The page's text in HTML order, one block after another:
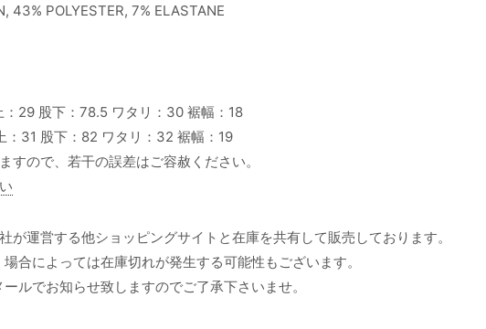
43% POLYESTER, 7% ELASTANE
29 股下：78.5 ワタリ：30 裾幅：18
31 股下：82 ワタリ：32 裾幅：19
すので、若干の誤差はご容赦ください。
が運営する他ショッピングサイトと在庫を共有して販売しております。
合によっては在庫切れが発生する可能性もございます。
ルでお知らせ致しますのでご了承下さいませ。